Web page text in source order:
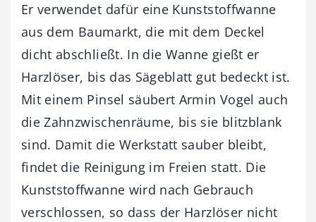
Er verwendet dafür eine Kunststoffwanne
aus dem Baumarkt, die mit dem Deckel
dicht abschließt. In die Wanne gießt er
Harzlöser, bis das Sägeblatt gut bedeckt ist.
Mit einem Pinsel säubert Armin Vogel auch
die Zahnzwischenräume, bis sie blitzblank
sind. Damit die Werkstatt sauber bleibt,
findet die Reinigung im Freien statt. Die
Kunststoffwanne wird nach Gebrauch
verschlossen, so dass der Harzlöser nicht